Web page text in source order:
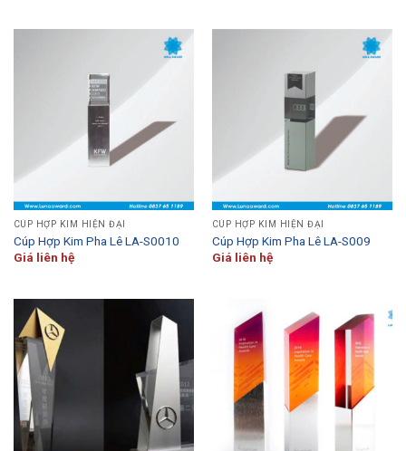
CÚP HỢP KIM HIỆN ĐẠI
Cúp Hợp Kim Pha Lê LA-S0010
Giá liên hệ
CÚP HỢP KIM HIỆN ĐẠI
Cúp Hợp Kim Pha Lê LA-S009
Giá liên hệ